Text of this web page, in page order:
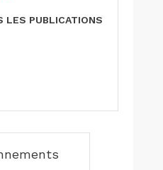
LES PUBLICATIONS